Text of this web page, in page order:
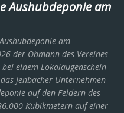
Aushubdeponie am
am
der Obmann des Vereines
einem Lokalaugenschein
Jenbacher Unternehmen
auf den Feldern des
Kubikmetern auf einer